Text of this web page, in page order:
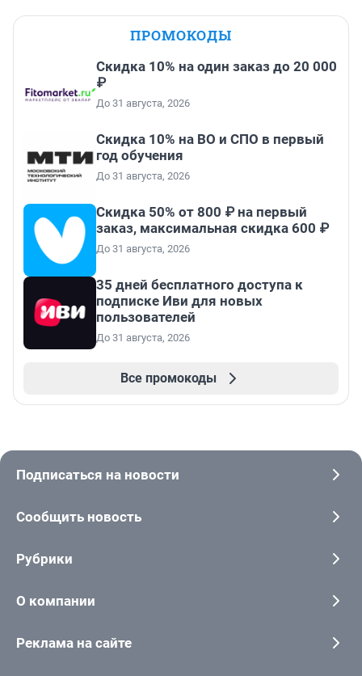
ПРОМОКОДЫ
Скидка 10% на один заказ до 20 000
₽
До 31 августа, 2026
Скидка 10% на ВО и СПО в первый
год обучения
До 31 августа, 2026
Скидка 50% от 800 ₽ на первый
заказ, максимальная скидка 600 ₽
До 31 августа, 2026
35 дней бесплатного доступа к
подписке Иви для новых
пользователей
До 31 августа, 2026
Все промокоды
Подписаться на новости
Сообщить новость
Рубрики
О компании
Реклама на сайте